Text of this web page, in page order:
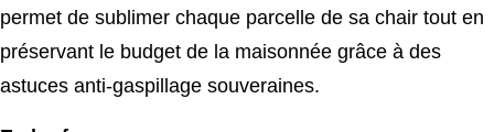
permet de sublimer chaque parcelle de sa chair tout en
préservant le budget de la maisonnée grâce à des
astuces anti-gaspillage souveraines.